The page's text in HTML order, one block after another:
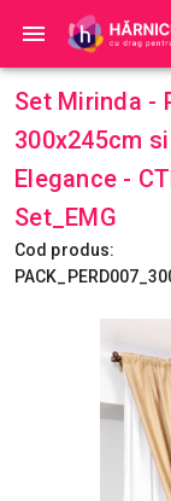
Set Mirinda -
300x245cm
Elegance -
Set_EMG
Cod produs: